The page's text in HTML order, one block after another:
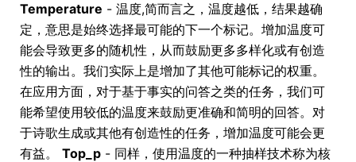
Temperature - 温度,简而言之，温度越低，结果越确
定，意思是始终选择最可能的下一个标记。增加温度可
能会导致更多的随机性，从而鼓励更多多样化或有创造
性的输出。我们实际上是增加了其他可能标记的权重。
在应用方面，对于基于事实的问答之类的任务，我们可
能希望使用较低的温度来鼓励更准确和简明的回答。对
于诗歌生成或其他有创造性的任务，增加温度可能会更
有益。 Top_p - 同样，使用温度的一种抽样技术称为核